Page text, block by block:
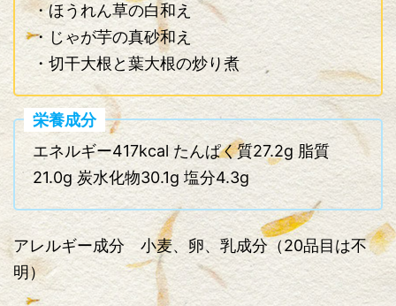
・ほうれん草の白和え
・じゃが芋の真砂和え
・切干大根と葉大根の炒り煮
栄養成分
エネルギー417kcal たんぱく質27.2g 脂質
21.0g 炭水化物30.1g 塩分4.3g
アレルギー成分 小麦、卵、乳成分（20品目は不
明）